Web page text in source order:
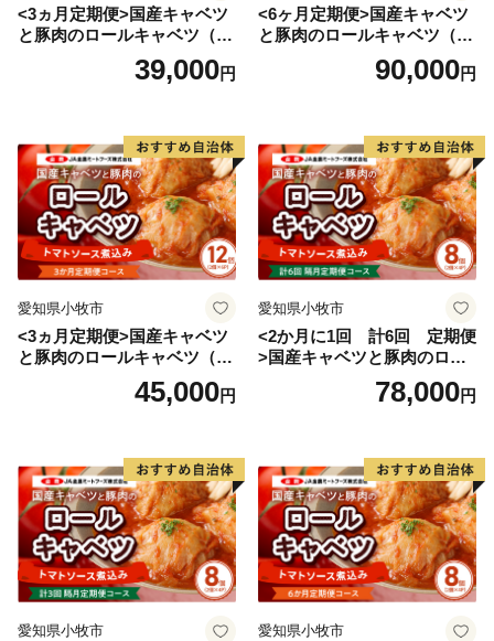
<3ヵ月定期便>国産キャベツ
と豚肉のロールキャベツ（4P
39,000円
<6ヶ月定期便>国産キャベツ
と豚肉のロールキャベツ（6P
90,000円
愛知県小牧市
<3ヵ月定期便>国産キャベツ
と豚肉のロールキャベツ（6P
45,000円
愛知県小牧市
<2か月に1回 計6回 定期便
>国産キャベツと豚肉のロー
ルキャベツ（4P入り）
78,000円
愛知県小牧市 愛知県小牧市